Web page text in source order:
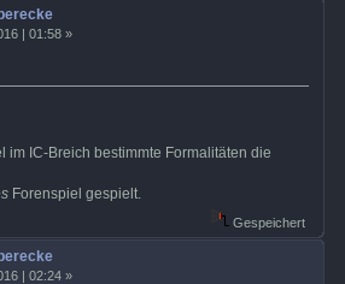
| 01:58 »
im IC-Breich bestimmte Formalitäten die
Forenspiel gespielt.
Gespeichert
| 02:24 »